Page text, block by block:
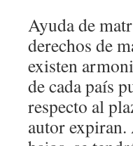
Ayuda de
derechos de
existen
de cada país
respecto al
autor expiran.